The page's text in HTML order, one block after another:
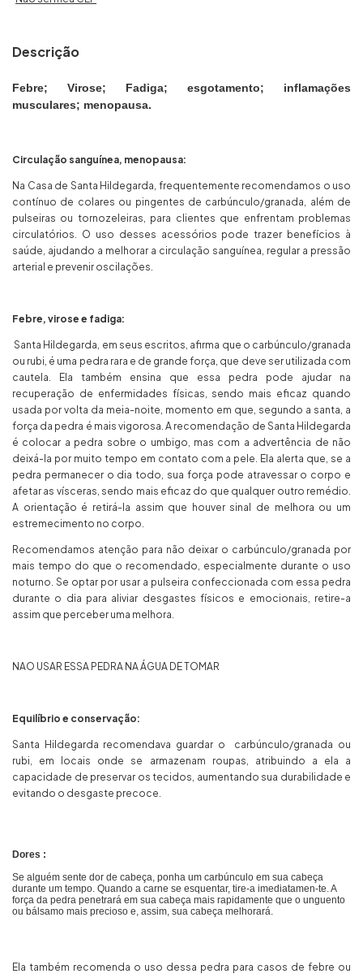
Descrição
Febre; Virose; Fadiga; esgotamento; inflamações
musculares; menopausa.
Circulação sanguínea, menopausa:
Na Casa de Santa Hildegarda, frequentemente recomendamos o uso
contínuo de colares ou pingentes de carbúnculo/granada, além de
pulseiras ou tornozeleiras, para clientes que enfrentam problemas
circulatórios. O uso desses acessórios pode trazer benefícios à
saúde, ajudando a melhorar a circulação sanguínea, regular a pressão
arterial e prevenir oscilações.
Febre, virose e fadiga:
Santa Hildegarda, em seus escritos, afirma que o carbúnculo/granada
ou rubi, é uma pedra rara e de grande força, que deve ser utilizada com
cautela. Ela também ensina que essa pedra pode ajudar na
recuperação de enfermidades físicas, sendo mais eficaz quando
usada por volta da meia-noite, momento em que, segundo a santa, a
força da pedra é mais vigorosa. A recomendação de Santa Hildegarda
é colocar a pedra sobre o umbigo, mas com a advertência de não
deixá-la por muito tempo em contato com a pele. Ela alerta que, se a
pedra permanecer o dia todo, sua força pode atravessar o corpo e
afetar as vísceras, sendo mais eficaz do que qualquer outro remédio.
A orientação é retirá-la assim que houver sinal de melhora ou um
estremecimento no corpo.
Recomendamos atenção para não deixar o carbúnculo/granada por
mais tempo do que o recomendado, especialmente durante o uso
noturno. Se optar por usar a pulseira confeccionada com essa pedra
durante o dia para aliviar desgastes físicos e emocionais, retire-a
assim que perceber uma melhora.
NAO USAR ESSA PEDRA NA ÁGUA DE TOMAR
Equilíbrio e conservação:
Santa Hildegarda recomendava guardar o carbúnculo/granada ou
rubi, em locais onde se armazenam roupas, atribuindo a ela a
capacidade de preservar os tecidos, aumentando sua durabilidade e
evitando o desgaste precoce.
Dores :
Se alguém sente dor de cabeça, ponha um carbúnculo em sua cabeça
durante um tempo. Quando a carne se esquentar, tire-a imediatamen-te. A
força da pedra penetrará em sua cabeça mais rapidamente que o unguento
ou bálsamo mais precioso e, assim, sua cabeça melhorará.
Ela também recomenda o uso dessa pedra para casos de febre ou